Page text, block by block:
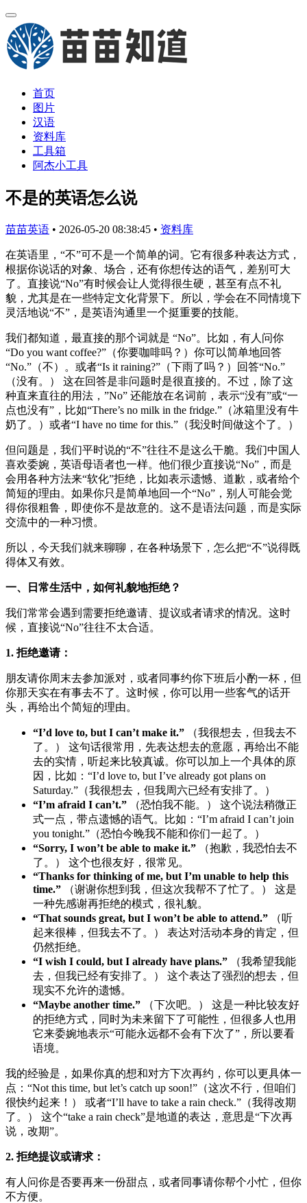
首页
图片
汉语
资料库
工具箱
阿杰小工具
不是的英语怎么说
苗苗英语 • 2026-05-20 08:38:45 • 资料库
在英语里，“不”可不是一个简单的词。它有很多种表达方式，
根据你说话的对象、场合，还有你想传达的语气，差别可大
了。直接说“No”有时候会让人觉得很生硬，甚至有点不礼
貌，尤其是在一些特定文化背景下。所以，学会在不同情境下
灵活地说“不”，是英语沟通里一个挺重要的技能。
我们都知道，最直接的那个词就是 “No”。比如，有人问你
“Do you want coffee?”（你要咖啡吗？）你可以简单地回答
“No.”（不）。或者“Is it raining?”（下雨了吗？）回答“No.”
（没有。） 这在回答是非问题时是很直接的。不过，除了这
种直来直往的用法，”No” 还能放在名词前，表示“没有”或“一
点也没有”，比如“There’s no milk in the fridge.”（冰箱里没有牛
奶了。）或者“I have no time for this.”（我没时间做这个了。）
但问题是，我们平时说的“不”往往不是这么干脆。我们中国人
喜欢委婉，英语母语者也一样。他们很少直接说“No”，而是
会用各种方法来“软化”拒绝，比如表示遗憾、道歉，或者给个
简短的理由。如果你只是简单地回一个“No”，别人可能会觉
得你很粗鲁，即使你不是故意的。这不是语法问题，而是实际
交流中的一种习惯。
所以，今天我们就来聊聊，在各种场景下，怎么把“不”说得既
得体又有效。
一、日常生活中，如何礼貌地拒绝？
我们常常会遇到需要拒绝邀请、提议或者请求的情况。这时
候，直接说“No”往往不太合适。
1. 拒绝邀请：
朋友请你周末去参加派对，或者同事约你下班后小酌一杯，但
你那天实在有事去不了。这时候，你可以用一些客气的话开
头，再给出个简短的理由。
“I’d love to, but I can’t make it.” （我很想去，但我去不
了。） 这句话很常用，先表达想去的意愿，再给出不能
去的实情，听起来比较真诚。你可以加上一个具体的原
因，比如：“I’d love to, but I’ve already got plans on
Saturday.”（我很想去，但我周六已经有安排了。）
“I’m afraid I can’t.” （恐怕我不能。） 这个说法稍微正
式一点，带点遗憾的语气。比如：“I’m afraid I can’t join
you tonight.”（恐怕今晚我不能和你们一起了。）
“Sorry, I won’t be able to make it.” （抱歉，我恐怕去不
了。） 这个也很友好，很常见。
“Thanks for thinking of me, but I’m unable to help this
time.” （谢谢你想到我，但这次我帮不了忙了。） 这是
一种先感谢再拒绝的模式，很礼貌。
“That sounds great, but I won’t be able to attend.” （听
起来很棒，但我去不了。） 表达对活动本身的肯定，但
仍然拒绝。
“I wish I could, but I already have plans.” （我希望我能
去，但我已经有安排了。） 这个表达了强烈的想去，但
现实不允许的遗憾。
“Maybe another time.” （下次吧。） 这是一种比较友好
的拒绝方式，同时为未来留下了可能性，但很多人也用
它来委婉地表示“可能永远都不会有下次了”，所以要看
语境。
我的经验是，如果你真的想和对方下次再约，你可以更具体一
点：“Not this time, but let’s catch up soon!”（这次不行，但咱们
很快约起来！） 或者“I’ll have to take a rain check.”（我得改期
了。） 这个“take a rain check”是地道的表达，意思是“下次再
说，改期”。
2. 拒绝提议或请求：
有人问你是否要再来一份甜点，或者同事请你帮个小忙，但你
不方便。